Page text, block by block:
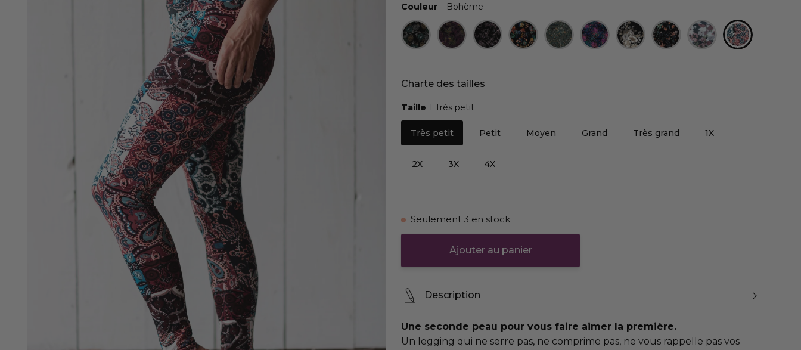
Couleur Bohème
Charte des tailles
Taille Très petit
Très petit Petit Moyen Grand Très grand 1X
2X 3X 4X
Seulement 3 en stock
Ajouter au panier
Description
Une seconde peau pour vous faire aimer la première.
Un legging qui ne serre pas, ne comprime pas, ne vous rappelle pas vos